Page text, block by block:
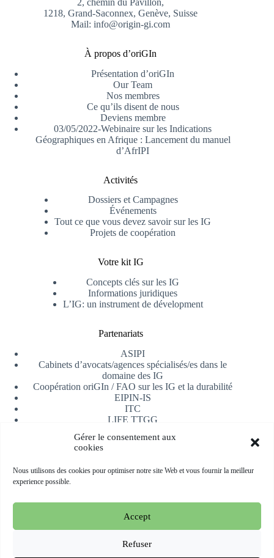
Gérer le consentement aux
cookies
Nous utilisons des cookies pour optimiser notre site Web et vous fournir la meilleur
experience possible.
Accept
Refuser
1218, Grand-Saconnex, Genève, Suisse
Mail: info@origin-gi.com
À propos d’oriGIn
Présentation d’oriGIn
Our Team
Nos membres
Ce qu’ils disent de nous
Deviens membre
03/05/2022-Webinaire sur les Indications
Géographiques en Afrique : Lancement du manuel
d’AfrIPI
Activités
Dossiers et Campagnes
Événements
Tout ce que vous devez savoir sur les IG
Projets de coopération
Votre kit IG
Concepts clés sur les IG
Informations juridiques
L’IG: un instrument de dévelopment
Partenariats
ASIPI
Cabinets d’avocats/agences spécialisés/es dans le
domaine des IG
Coopération oriGIn / FAO sur les IG et la durabilité
EIPIN-IS
ITC
LIFE TTGG
AfrIPI
Recevoir notre newsletter
S'inscrire
Copyright © 2026 oriGIn | Organization for an International
Geographical Indications Network -Site web hébergé et géré